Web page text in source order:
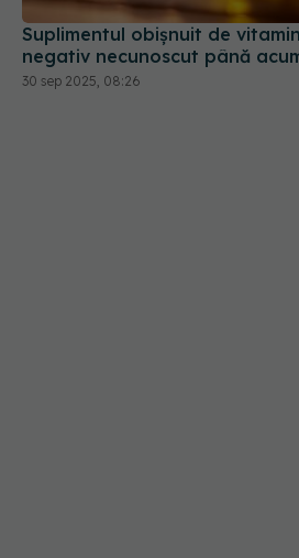
Suplimentul obișnuit de
negativ necunoscut până
30 sep 2025, 08:26